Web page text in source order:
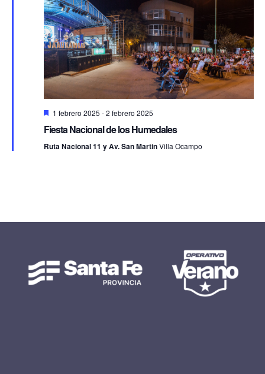
Destacado
1 febrero 2025 -2 febrero 2025
Fiesta Nacional de los Humedales
Ruta Nacional 11 y Av. San MartinVilla Ocampo